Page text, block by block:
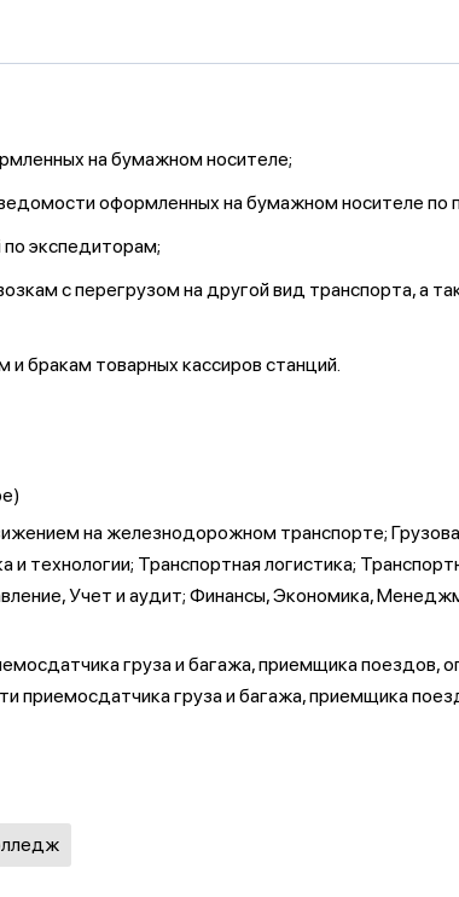
на бумажном носителе;
оформленных на бумажном носителе по
экспедиторам;
с перегрузом на другой вид транспорта, а
бракам товарных кассиров станций.
на железнодорожном транспорте;
технологии; Транспортная логистика;
Учет и аудит; Финансы, Экономика,
груза и багажа, приемщика поездов,
груза и багажа, приемщика